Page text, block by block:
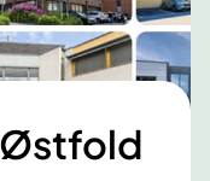
Østfold